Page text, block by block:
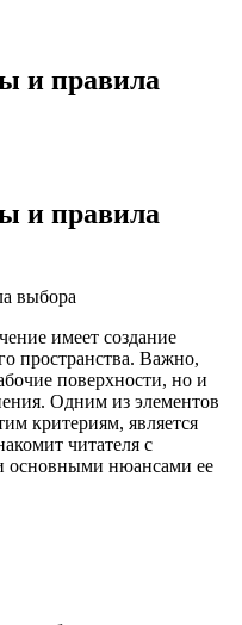
и правила
и правила
имеет создание
пространства. Важно,
поверхности, но и
Одним из элементов
критериям, является
читателя с
основными нюансами ее